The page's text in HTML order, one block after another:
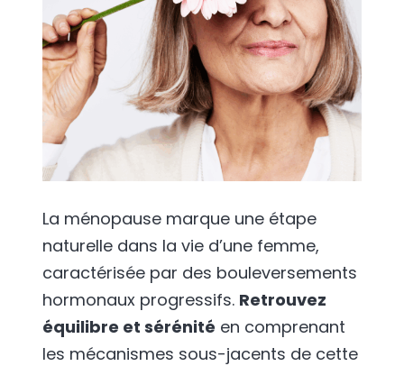
La ménopause marque une étape
naturelle dans la vie d’une femme,
caractérisée par des bouleversements
hormonaux progressifs. Retrouvez
équilibre et sérénité en comprenant
les mécanismes sous-jacents de cette